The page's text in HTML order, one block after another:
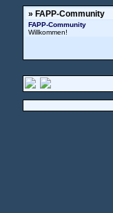
» FAPP-Community
FAPP-Community
Willkommen!